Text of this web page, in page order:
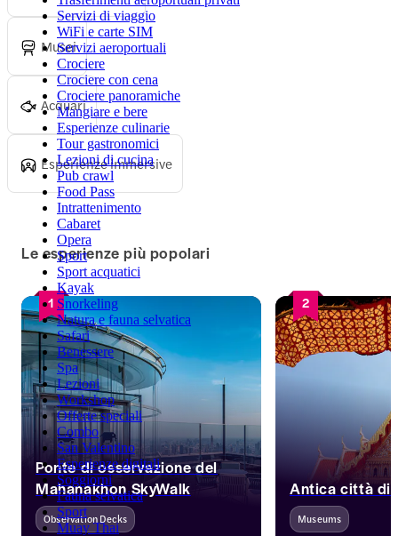
Servizi di viaggio
WiFi e carte SIM
Servizi aeroportuali
Crociere
Crociere con cena
Crociere panoramiche
Mangiare e bere
Esperienze culinarie
Tour gastronomici
Lezioni di cucina
Pub crawl
Food Pass
Intrattenimento
Cabaret
Opera
Sport
Sport acquatici
Kayak
Snorkeling
Natura e fauna selvatica
Safari
Benessere
Spa
Lezioni
Workshop
Offerte speciali
Combo
San Valentino
Esperienze digitali
Soggiorni
Fauna selvatica
Sport
Muay Thai
Musei
Acquari
Esperienze immersive
Le esperienze più popolari
1
Ponte di osservazione del
Mahanakhon SkyWalk
Observation Decks
2
Antica città di
Museums